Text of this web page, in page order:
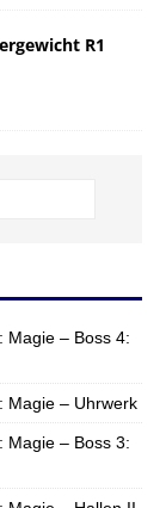
R1
Magie – Boss 4:
Magie – Uhrwerk
Magie – Boss 3: